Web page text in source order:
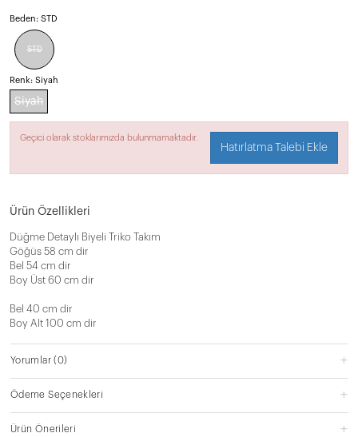
Beden: STD
STD
Renk: Siyah
Siyah
Geçici olarak stoklarımızda bulunmamaktadır.
Hatırlatma Talebi Ekle
Ürün Özellikleri
Düğme Detaylı Biyeli Triko Takım
Göğüs 58 cm dir
Bel 54 cm dir
Boy Üst 60 cm dir
Bel 40 cm dir
Boy Alt 100 cm dir
Yorumlar(0)
Ödeme Seçenekleri
Ürün Önerileri